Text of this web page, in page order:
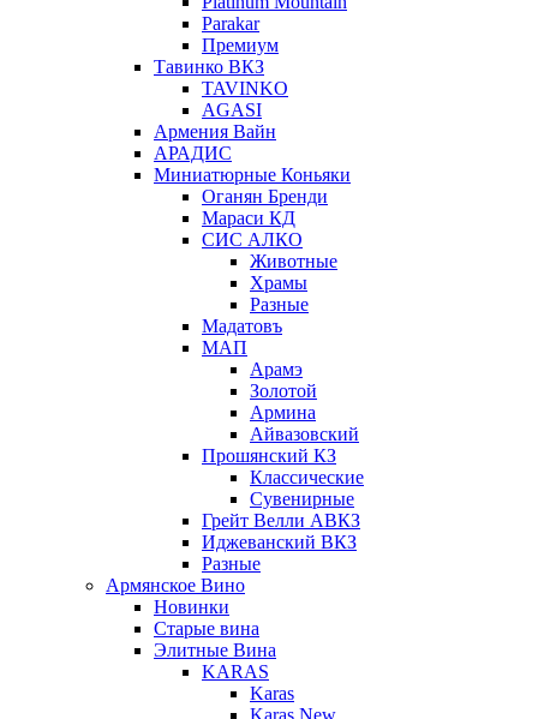
Parakar
Премиум
Тавинко ВКЗ
TAVINKO
AGASI
Армения Вайн
АРАДИС
Миниатюрные Коньяки
Оганян Бренди
Мараси КД
СИС АЛКО
Животные
Храмы
Разные
Мадатовъ
МАП
Арамэ
Золотой
Армина
Айвазовский
Прошянский КЗ
Классические
Сувенирные
Грейт Велли АВКЗ
Иджеванский ВКЗ
Разные
Армянское Вино
Новинки
Старые вина
Элитные Вина
KARAS
Karas
Karas New